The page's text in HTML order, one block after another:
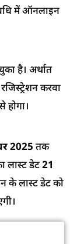
में ऑनलाइन
है। अर्थात
करवा
2025 तक
लास्ट डेट21
के लास्ट डेट को